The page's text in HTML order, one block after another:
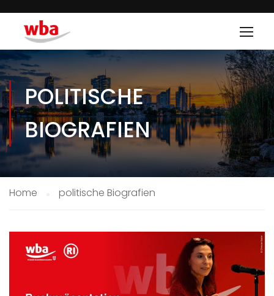
POLITISCHE
BIOGRAFIEN
Home politische Biografien